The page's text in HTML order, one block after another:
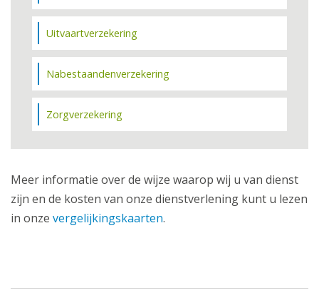
Uitvaartverzekering
Nabestaandenverzekering
Zorgverzekering
Meer informatie over de wijze waarop wij u van dienst
zijn en de kosten van onze dienstverlening kunt u lezen
in onze vergelijkingskaarten.